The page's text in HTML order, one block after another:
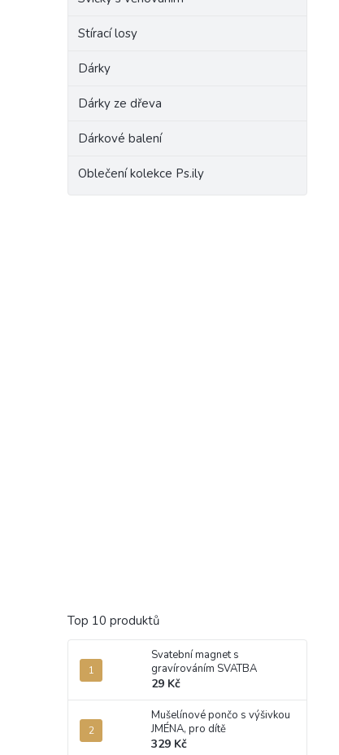
Stírací losy
Dárky
Dárky ze dřeva
Dárkové balení
Oblečení kolekce Ps.ily
Top 10 produktů
Svatební magnet s
gravírováním SVATBA
29 Kč
Mušelínové pončo s výšivkou
JMÉNA, pro dítě
329 Kč